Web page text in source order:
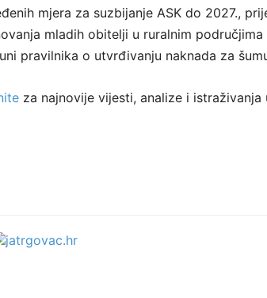
mjera za suzbijanje ASK do 2027.,
mladih obitelji u ruralnim
pravilnika o utvrđivanju naknada za
za najnovije vijesti, analize i istraživanja